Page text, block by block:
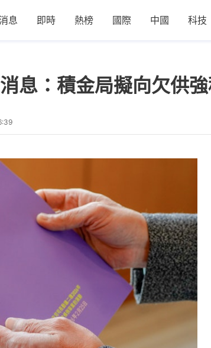
息 即時 熱榜 國際 中國 科技
息：積金局擬向欠供